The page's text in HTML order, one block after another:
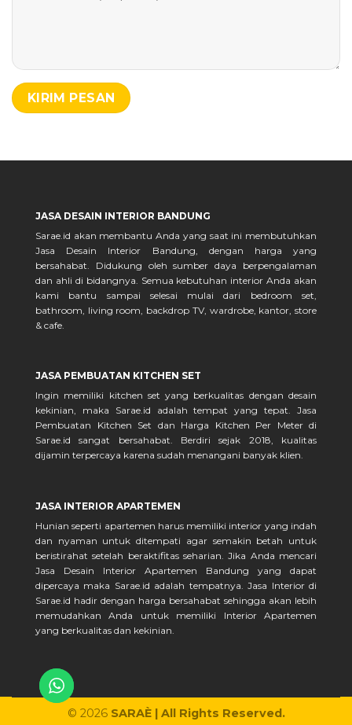
JASA DESAIN INTERIOR BANDUNG
Sarae.id akan membantu Anda yang saat ini membutuhkan
Jasa Desain Interior Bandung, dengan harga yang
bersahabat. Didukung oleh sumber daya berpengalaman
dan ahli di bidangnya. Semua kebutuhan interior Anda akan
kami bantu sampai selesai mulai dari bedroom set,
bathroom, living room, backdrop TV, wardrobe, kantor, store
& cafe.
JASA PEMBUATAN KITCHEN SET
Ingin memiliki kitchen set yang berkualitas dengan desain
kekinian, maka Sarae.id adalah tempat yang tepat. Jasa
Pembuatan Kitchen Set dan Harga Kitchen Per Meter di
Sarae.id sangat bersahabat. Berdiri sejak 2018, kualitas
dijamin terpercaya karena sudah menangani banyak klien.
JASA INTERIOR APARTEMEN
Hunian seperti apartemen harus memiliki interior yang indah
dan nyaman untuk ditempati agar semakin betah untuk
beristirahat setelah beraktifitas seharian. Jika Anda mencari
Jasa Desain Interior Apartemen Bandung yang dapat
dipercaya maka Sarae.id adalah tempatnya. Jasa Interior di
Sarae.id hadir dengan harga bersahabat sehingga akan lebih
memudahkan Anda untuk memiliki Interior Apartemen
yang berkualitas dan kekinian.
© 2026 SARAÈ | All Rights Reserved.